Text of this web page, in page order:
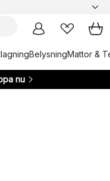
BelysningMattor &
nu